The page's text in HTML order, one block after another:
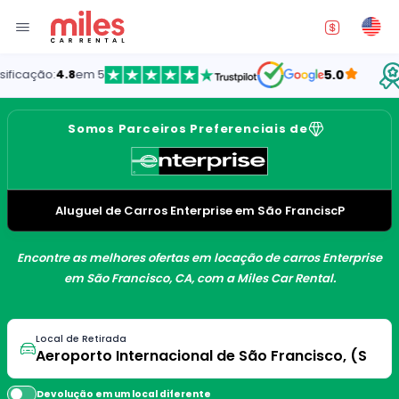
5 5.0
Somos Parceiros Preferenciais de
Aluguel de Carros Enterprise em São FranciscP
Encontre as melhores ofertas em locação de carros Enterprise
em São Francisco, CA, com a Miles Car Rental.
Local de Retirada
Devolução em um local diferente